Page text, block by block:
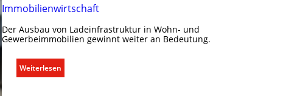
n
e
r
g
r
l
i
m
e
Immobilienwirtschaft
Der Ausbau von Ladeinfrastruktur in Wohn- und
Gewerbeimmobilien gewinnt weiter an Bedeutung.
Weiterlesen:
A